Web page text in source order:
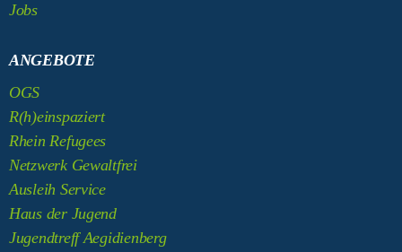
Jobs
ANGEBOTE
OGS
R(h)einspaziert
Rhein Refugees
Netzwerk Gewaltfrei
Ausleih Service
Haus der Jugend
Jugendtreff Aegidienberg